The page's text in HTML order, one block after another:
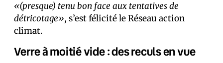
«(presque) tenu bon face aux tentatives de
détricotage», s’est félicité le Réseau action
climat.
Verre à moitié vide : des reculs en vue